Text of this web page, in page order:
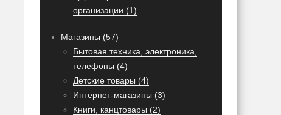
организации (1)
Магазины (57)
Бытовая техника, электроника,
телефоны (4)
Детские товары (4)
Интернет-магазины (3)
Книги, канцтовары (2)